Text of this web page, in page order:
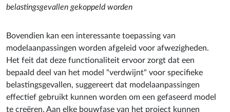
belastingsgevallen gekoppeld worden
Bovendien kan een interessante toepassing van
modelaanpassingen worden afgeleid voor afwezigheden.
Het feit dat deze functionaliteit ervoor zorgt dat een
bepaald deel van het model "verdwijnt" voor specifieke
belastingsgevallen, suggereert dat modelaanpassingen
effectief gebruikt kunnen worden om een gefaseerd model
te creëren. Aan elke bouwfase van het project kunnen